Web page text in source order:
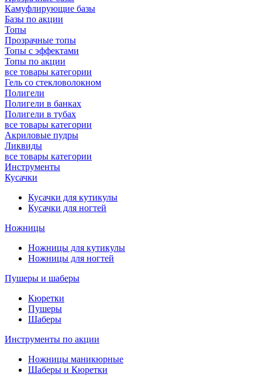
Камуфлирующие базы
Базы по акции
Топы
Прозрачные топы
Топы с эффектами
Топы по акции
все товары категории
Гель со стекловолокном
Полигели
Полигели в банках
Полигели в тубах
все товары категории
Акриловые пудры
Ликвиды
все товары категории
Инструменты
Кусачки
Кусачки для кутикулы
Кусачки для ногтей
Ножницы
Ножницы для кутикулы
Ножницы для ногтей
Пушеры и шаберы
Кюретки
Пушеры
Шаберы
Инструменты по акции
Ножницы маникюрные
Шаберы и Кюретки